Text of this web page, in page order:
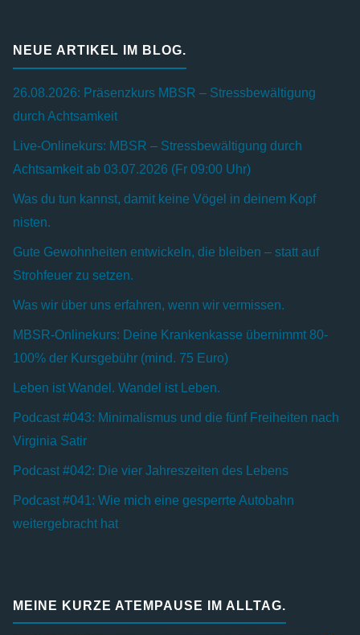
NEUE ARTIKEL IM BLOG.
26.08.2026: Präsenzkurs MBSR – Stressbewältigung
durch Achtsamkeit
Live-Onlinekurs: MBSR – Stressbewältigung durch
Achtsamkeit ab 03.07.2026 (Fr 09:00 Uhr)
Was du tun kannst, damit keine Vögel in deinem Kopf
nisten.
Gute Gewohnheiten entwickeln, die bleiben – statt auf
Strohfeuer zu setzen.
Was wir über uns erfahren, wenn wir vermissen.
MBSR-Onlinekurs: Deine Krankenkasse übernimmt 80-
100% der Kursgebühr (mind. 75 Euro)
Leben ist Wandel. Wandel ist Leben.
Podcast #043: Minimalismus und die fünf Freiheiten nach
Virginia Satir
Podcast #042: Die vier Jahreszeiten des Lebens
Podcast #041: Wie mich eine gesperrte Autobahn
weitergebracht hat
MEINE KURZE ATEMPAUSE IM ALLTAG.